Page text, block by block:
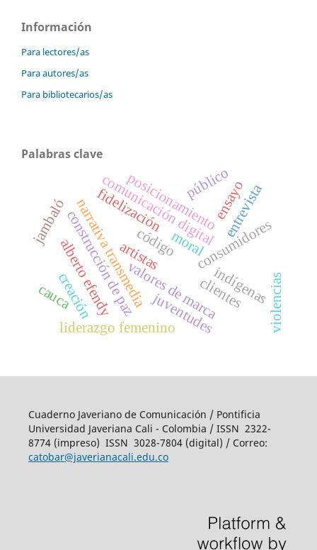
Información
Para lectores/as
Para autores/as
Para bibliotecarios/as
Palabras clave
comunicación digital
valores de marca
consumidores
posicionamiento
fidelización
clientes
narrativa transmedia
construcción de paz
liderazgo femenino
indígenas
entrevista
alberto efendy código
ensayo
artistas
creación
jambaló
cauca juventudes violencias
público
moral
Cuaderno Javeriano de Comunicación / Pontificia
Universidad Javeriana Cali - Colombia / ISSN 2322-
8774 (impreso) ISSN 3028-7804 (digital) / Correo:
catobar@javerianacali.edu.co